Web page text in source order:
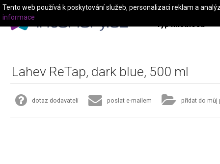
Typ místnosti
Lahev ReTap, dark blue, 500 ml
dotaz dodavateli poslat e-mailem přidat do můj
Tento web používá k poskytování služeb, personalizaci reklam a
informace